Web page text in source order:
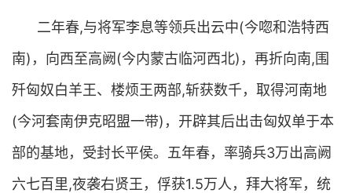
二年春,与将军李息等领兵出云中(今唿和浩特西
南)，向西至高阙(今内蒙古临河西北)，再折向南,围
歼匈奴白羊王、楼烦王两部,斩获数千，取得河南地
(今河套南伊克昭盟一带)，开辟其后出击匈奴单于本
部的基地，受封长平侯。五年春，率骑兵3万出高阙
六七百里,夜袭右贤王，俘获1.5万人，拜大将军，统